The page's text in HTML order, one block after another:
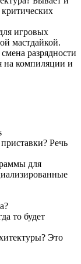
игровых
мастдайкой.
разрядности
на компиляции и
Речь
для
то будет
Это